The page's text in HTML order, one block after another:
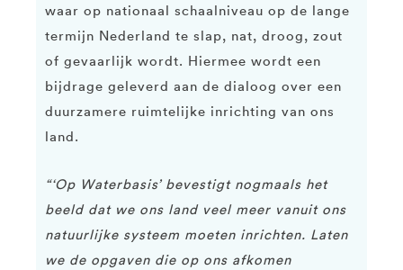
waar op nationaal schaalniveau op de lange
termijn Nederland te slap, nat, droog, zout
of gevaarlijk wordt. Hiermee wordt een
bijdrage geleverd aan de dialoog over een
duurzamere ruimtelijke inrichting van ons
land.
“‘Op Waterbasis’ bevestigt nogmaals het
beeld dat we ons land veel meer vanuit ons
natuurlijke systeem moeten inrichten. Laten
we de opgaven die op ons afkomen